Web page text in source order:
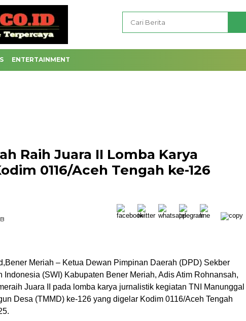
ENTERTAINMENT
Raih Juara II Lomba Karya
0116/Aceh Tengah ke-126
Meriah – Ketua Dewan Pimpinan Daerah (DPD) Sekber
Indonesia (SWI) Kabupaten Bener Meriah, Adis Atim Rohnansah,
Juara II pada lomba karya jurnalistik kegiatan TNI Manunggal
Desa (TMMD) ke-126 yang digelar Kodim 0116/Aceh Tengah